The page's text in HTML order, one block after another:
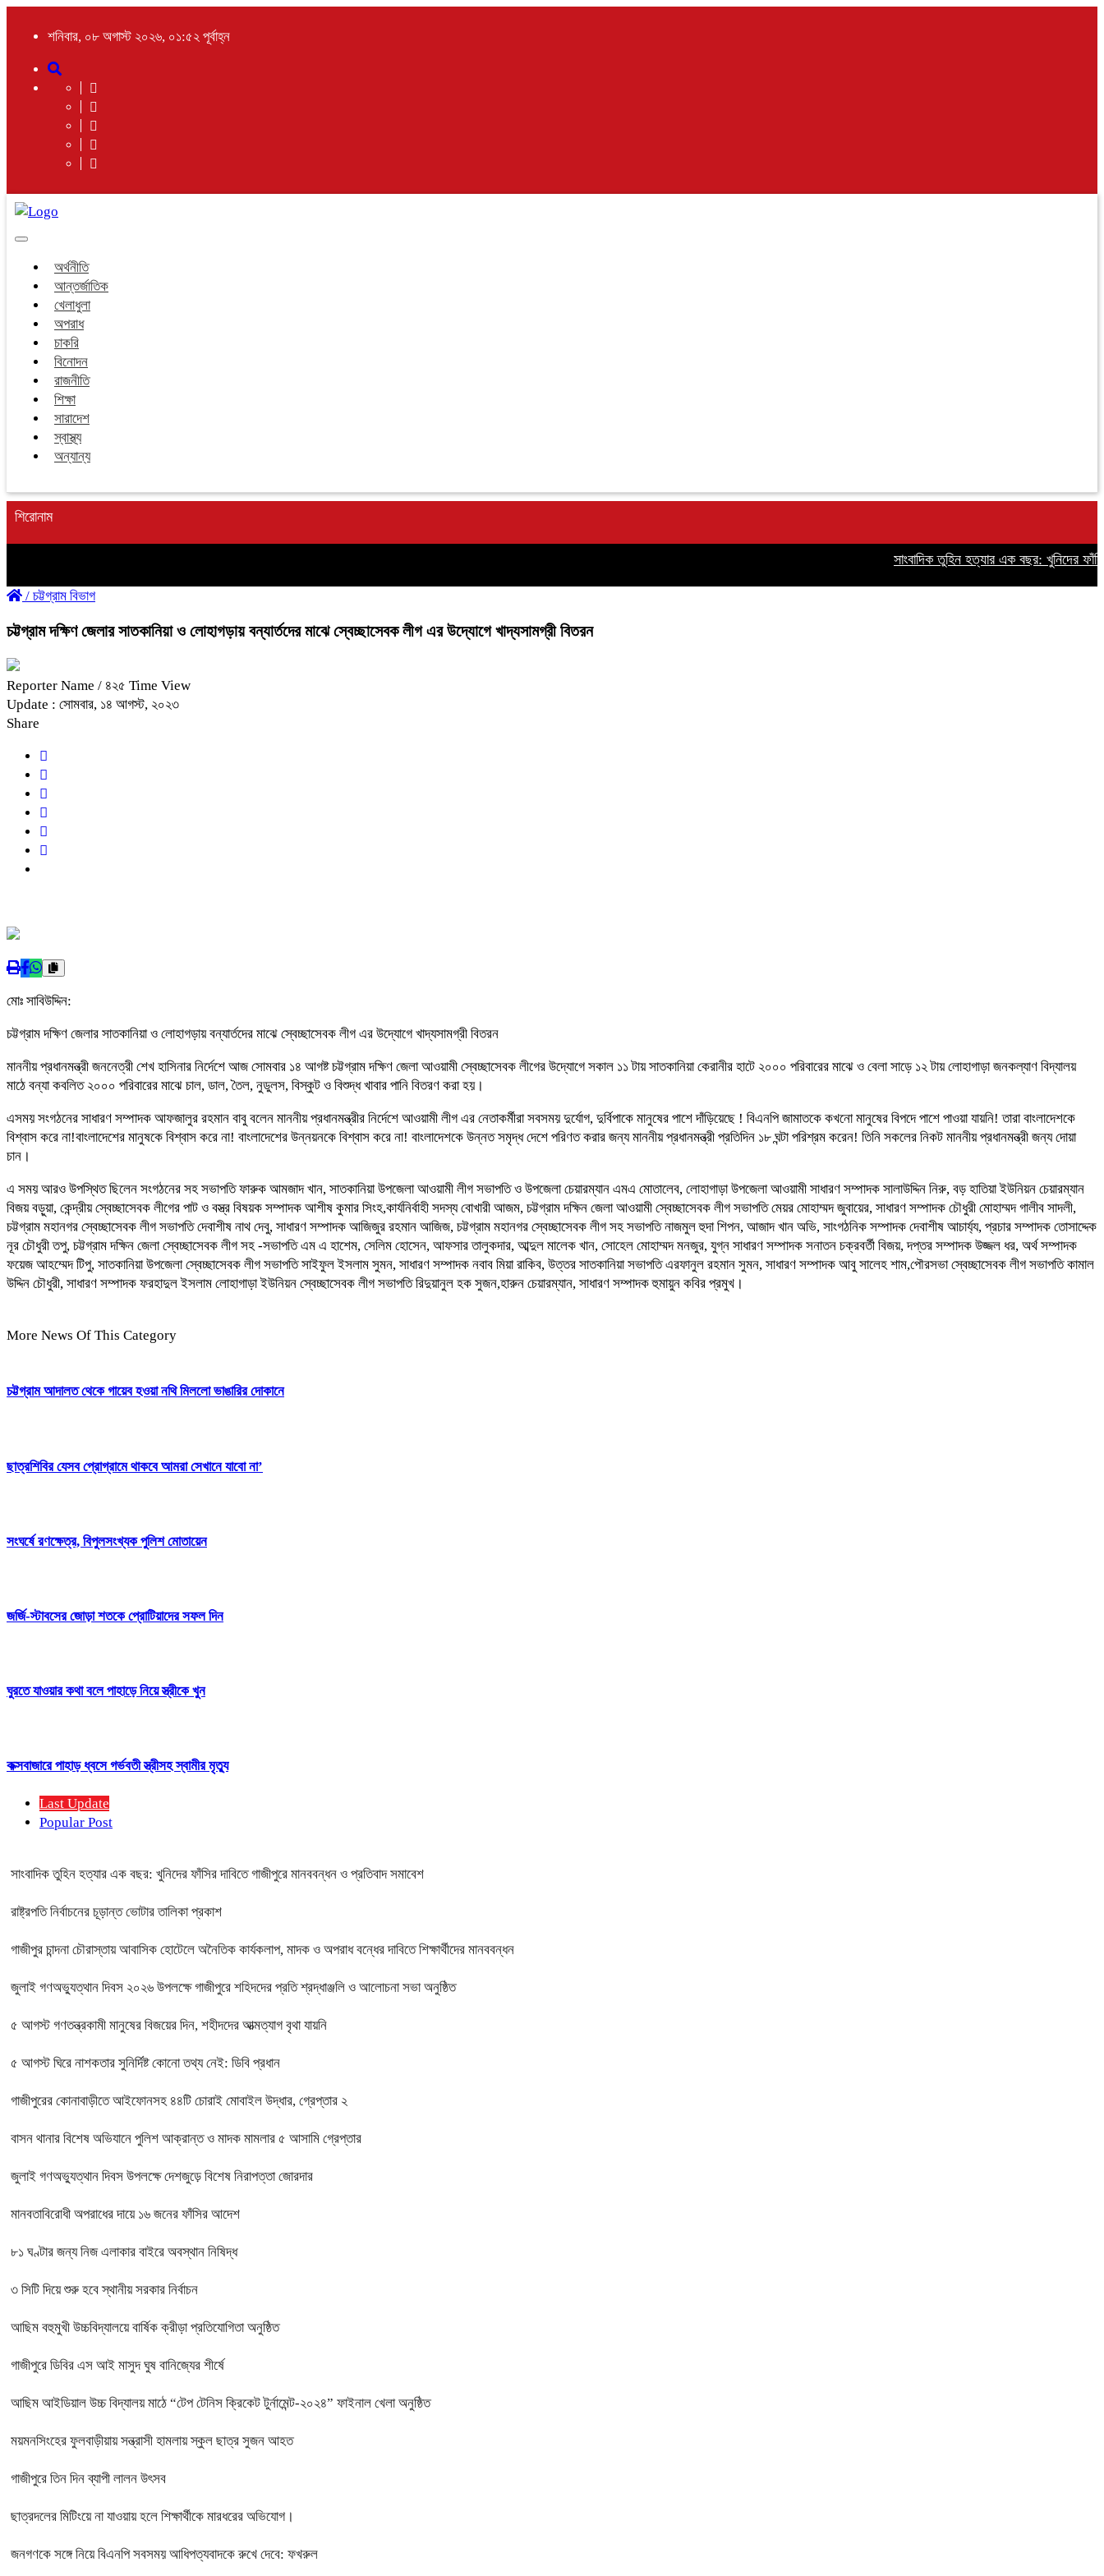
শনিবার, ০৮ অগাস্ট ২০২৬, ০১:৫২ পূর্বাহ্ন
Toggle
অর্থনীতি
আন্তর্জাতিক
খেলাধুলা
অপরাধ
চাকরি
বিনোদন
রাজনীতি
শিক্ষা
সারাদেশ
স্বাস্থ্য
অন্যান্য
শিরোনাম
সাংবাদিক তুহিন হত্যার এক বছর: খুনিদের ফাঁসির
/ চট্টগ্রাম বিভাগ
চট্টগ্রাম দক্ষিণ জেলার সাতকানিয়া ও লোহাগড়ায় বন্যার্তদের মাঝে স্বেচ্ছাসেবক লীগ এর উদ্যোগে খাদ্যসামগ্রী বিতরন
Reporter Name / ৪২৫ Time View
Update : সোমবার, ১৪ আগস্ট, ২০২৩
Share
মোঃ সাবিউদ্দিন:
চট্টগ্রাম দক্ষিণ জেলার সাতকানিয়া ও লোহাগড়ায় বন্যার্তদের মাঝে স্বেচ্ছাসেবক লীগ এর উদ্যোগে খাদ্যসামগ্রী বিতরন
মাননীয় প্রধানমন্ত্রী জননেত্রী শেখ হাসিনার নির্দেশে আজ সোমবার ১৪ আগষ্ট চট্টগ্রাম দক্ষিণ জেলা আওয়ামী স্বেচ্ছাসেবক লীগের উদ্যোগে সকাল ১১ টায় সাতকানিয়া কেরানীর হাটে ২০০০ পরিবারের মাঝে ও বেলা সাড়ে ১২ টায় লোহাগাড়া জনকল্যাণ বিদ্যালয়
মাঠে বন্যা কবলিত ২০০০ পরিবারের মাঝে চাল, ডাল, তৈল, নুডুলস, বিস্কুট ও বিশুদ্ধ খাবার পানি বিতরণ করা হয়।
এসময় সংগঠনের সাধারণ সম্পাদক আফজালুর রহমান বাবু বলেন মাননীয় প্রধানমন্ত্রীর নির্দেশে আওয়ামী লীগ এর নেতাকর্মীরা সবসময় দুর্যোগ, দুর্বিপাকে মানুষের পাশে দাঁড়িয়েছে ! বিএনপি জামাতকে কখনো মানুষের বিপদে পাশে পাওয়া যায়নি! তারা বাংলাদেশকে
বিশ্বাস করে না!বাংলাদেশের মানুষকে বিশ্বাস করে না! বাংলাদেশের উন্নয়নকে বিশ্বাস করে না! বাংলাদেশকে উন্নত সমৃদ্ধ দেশে পরিণত করার জন্য মাননীয় প্রধানমন্ত্রী প্রতিদিন ১৮ ঘন্টা পরিশ্রম করেন! তিনি সকলের নিকট মাননীয় প্রধানমন্ত্রী জন্য দোয়া
চান।
এ সময় আরও উপস্থিত ছিলেন সংগঠনের সহ সভাপতি ফারুক আমজাদ খান, সাতকানিয়া উপজেলা আওয়ামী লীগ সভাপতি ও উপজেলা চেয়ারম্যান এমএ মোতালেব, লোহাগাড়া উপজেলা আওয়ামী সাধারণ সম্পাদক সালাউদ্দিন নিরু, বড় হাতিয়া ইউনিয়ন চেয়ারম্যান
বিজয় বড়ুয়া, কেন্দ্রীয় স্বেচ্ছাসেবক লীগের পাট ও বস্ত্র বিষয়ক সম্পাদক আশীষ কুমার সিংহ,কার্যনির্বাহী সদস্য বোখারী আজম, চট্টগ্রাম দক্ষিন জেলা আওয়ামী স্বেচ্ছাসেবক লীগ সভাপতি মেয়র মোহাম্মদ জুবায়ের, সাধারণ সম্পাদক চৌধুরী মোহাম্মদ গালীব সাদলী,
চট্টগ্রাম মহানগর স্বেচ্ছাসেবক লীগ সভাপতি দেবাশীষ নাথ দেবু, সাধারণ সম্পাদক আজিজুর রহমান আজিজ, চট্টগ্রাম মহানগর স্বেচ্ছাসেবক লীগ সহ সভাপতি নাজমুল হুদা শিপন, আজাদ খান অভি, সাংগঠনিক সম্পাদক দেবাশীষ আচার্য্য, প্রচার সম্পাদক তোসাদ্দেক
নূর চৌধুরী তপু, চট্টগ্রাম দক্ষিন জেলা স্বেচ্ছাসেবক লীগ সহ -সভাপতি এম এ হাশেম, সেলিম হোসেন, আফসার তালুকদার, আব্দুল মালেক খান, সোহেল মোহাম্মদ মনজুর, যুগ্ন সাধারণ সম্পাদক সনাতন চক্রবর্তী বিজয়, দপ্তর সম্পাদক উজ্জল ধর, অর্থ সম্পাদক
ফয়েজ আহম্মেদ টিপু, সাতকানিয়া উপজেলা স্বেচ্ছাসেবক লীগ সভাপতি সাইফুল ইসলাম সুমন, সাধারণ সম্পাদক নবাব মিয়া রাকিব, উত্তর সাতকানিয়া সভাপতি এরফানুল রহমান সুমন, সাধারণ সম্পাদক আবু সালেহ শাম,পৌরসভা স্বেচ্ছাসেবক লীগ সভাপতি কামাল
উদ্দিন চৌধুরী, সাধারণ সম্পাদক ফরহাদুল ইসলাম লোহাগাড়া ইউনিয়ন স্বেচ্ছাসেবক লীগ সভাপতি রিদুয়ানুল হক সুজন,হারুন চেয়ারম্যান, সাধারণ সম্পাদক হুমায়ুন কবির প্রমুখ।
More News Of This Category
চট্টগ্রাম আদালত থেকে গায়েব হওয়া নথি মিললো ভাঙারির দোকানে
ছাত্রশিবির যেসব প্রোগ্রামে থাকবে আমরা সেখানে যাবো না’
সংঘর্ষে রণক্ষেত্র, বিপুলসংখ্যক পুলিশ মোতায়েন
জর্জি-স্টাবসের জোড়া শতকে প্রোটিয়াদের সফল দিন
ঘুরতে যাওয়ার কথা বলে পাহাড়ে নিয়ে স্ত্রীকে খুন
কক্সবাজারে পাহাড় ধ্বসে গর্ভবতী স্ত্রীসহ স্বামীর মৃত্যু
Last Update
Popular Post
সাংবাদিক তুহিন হত্যার এক বছর: খুনিদের ফাঁসির দাবিতে গাজীপুরে মানববন্ধন ও প্রতিবাদ সমাবেশ
রাষ্ট্রপতি নির্বাচনের চূড়ান্ত ভোটার তালিকা প্রকাশ
গাজীপুর চান্দনা চৌরাস্তায় আবাসিক হোটেলে অনৈতিক কার্যকলাপ, মাদক ও অপরাধ বন্ধের দাবিতে শিক্ষার্থীদের মানববন্ধন
জুলাই গণঅভ্যুত্থান দিবস ২০২৬ উপলক্ষে গাজীপুরে শহিদদের প্রতি শ্রদ্ধাঞ্জলি ও আলোচনা সভা অনুষ্ঠিত
৫ আগস্ট গণতন্ত্রকামী মানুষের বিজয়ের দিন, শহীদদের আত্মত্যাগ বৃথা যায়নি
৫ আগস্ট ঘিরে নাশকতার সুনির্দিষ্ট কোনো তথ্য নেই: ডিবি প্রধান
গাজীপুরের কোনাবাড়ীতে আইফোনসহ ৪৪টি চোরাই মোবাইল উদ্ধার, গ্রেপ্তার ২
বাসন থানার বিশেষ অভিযানে পুলিশ আক্রান্ত ও মাদক মামলার ৫ আসামি গ্রেপ্তার
জুলাই গণঅভ্যুত্থান দিবস উপলক্ষে দেশজুড়ে বিশেষ নিরাপত্তা জোরদার
মানবতাবিরোধী অপরাধের দায়ে ১৬ জনের ফাঁসির আদেশ
৮১ ঘণ্টার জন্য নিজ এলাকার বাইরে অবস্থান নিষিদ্ধ
৩ সিটি দিয়ে শুরু হবে স্থানীয় সরকার নির্বাচন
আছিম বহুমুখী উচ্চবিদ্যালয়ে বার্ষিক ক্রীড়া প্রতিযোগিতা অনুষ্ঠিত
গাজীপুরে ডিবির এস আই মাসুদ ঘুষ বানিজ্যের শীর্ষে
আছিম আইডিয়াল উচ্চ বিদ্যালয় মাঠে “টেপ টেনিস ক্রিকেট টুর্নামেন্ট-২০২৪” ফাইনাল খেলা অনুষ্ঠিত
ময়মনসিংহের ফুলবাড়ীয়ায় সন্ত্রাসী হামলায় স্কুল ছাত্র সুজন আহত
গাজীপুরে তিন দিন ব্যাপী লালন উৎসব
ছাত্রদলের মিটিংয়ে না যাওয়ায় হলে শিক্ষার্থীকে মারধরের অভিযোগ।
জনগণকে সঙ্গে নিয়ে বিএনপি সবসময় আধিপত্যবাদকে রুখে দেবে: ফখরুল